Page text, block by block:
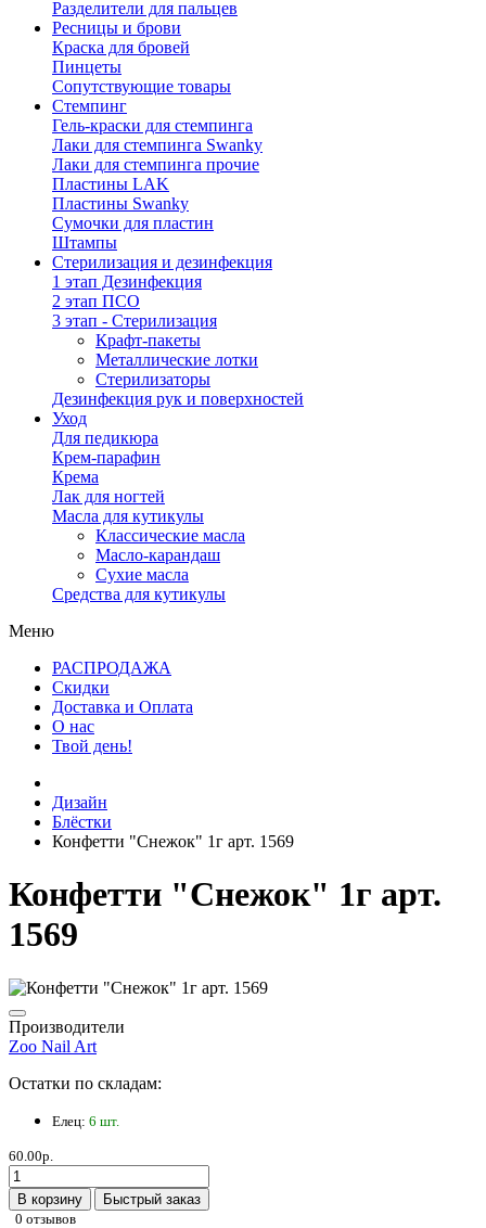
Разделители для пальцев
Ресницы и брови
Краска для бровей
Пинцеты
Сопутствующие товары
Стемпинг
Гель-краски для стемпинга
Лаки для стемпинга Swanky
Лаки для стемпинга прочие
Пластины LAK
Пластины Swanky
Сумочки для пластин
Штампы
Стерилизация и дезинфекция
1 этап Дезинфекция
2 этап ПСО
3 этап - Стерилизация
Крафт-пакеты
Металлические лотки
Стерилизаторы
Дезинфекция рук и поверхностей
Уход
Для педикюра
Крем-парафин
Крема
Лак для ногтей
Масла для кутикулы
Классические масла
Масло-карандаш
Сухие масла
Средства для кутикулы
Меню
РАСПРОДАЖА
Скидки
Доставка и Оплата
О нас
Твой день!
Дизайн
Блёстки
Конфетти "Снежок" 1г арт. 1569
Конфетти "Снежок" 1г арт.
1569
Производители
Zoo Nail Art
Остатки по складам:
Елец: 6 шт.
60.00р.
В корзину
Быстрый заказ
0 отзывов